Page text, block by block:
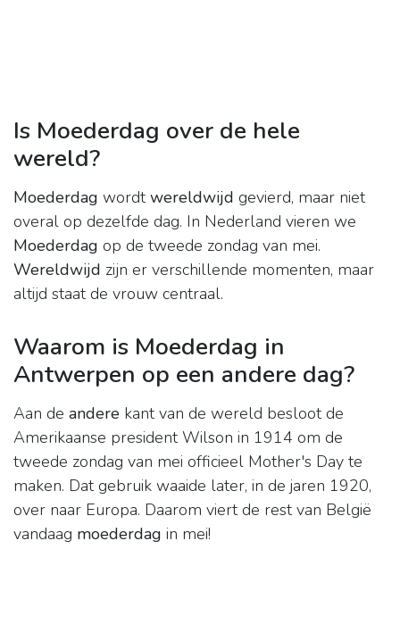
Is Moederdag over de hele
wereld?
Moederdag wordtwereldwijd gevierd, maar niet
overal op dezelfde dag. In Nederland vieren we
Moederdag op de tweede zondag van mei.
Wereldwijd zijn er verschillende momenten, maar
altijd staat de vrouw centraal.
Waarom is Moederdag in
Antwerpen op een andere dag?
Aan de andere kant van de wereld besloot de
Amerikaanse president Wilson in 1914 om de
tweede zondag van mei officieel Mother's Day te
maken. Dat gebruik waaide later, in de jaren 1920,
over naar Europa. Daarom viert de rest van België
vandaag moederdag in mei!